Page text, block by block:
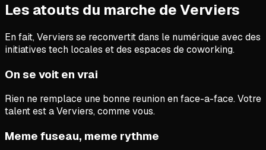
Les atouts du marche de Verviers
En fait,Verviers se reconvertit dans le numérique avec des
initiatives tech locales et des espaces de coworking.
On se voit en vrai
Rien ne remplace une bonne reunion en face-a-face. Votre
talent est a Verviers, comme vous.
Meme fuseau, meme rythme